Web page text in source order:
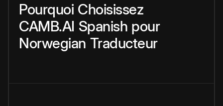
Pourquoi Choisissez
CAMB.AI Spanish pour
Norwegian Traducteur